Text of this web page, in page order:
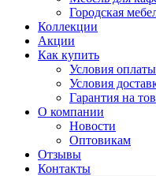
Городская
Коллекции
Акции
Как купить
Условия оплаты
Условия
Гарантия на
О компании
Новости
Оптовикам
Отзывы
Контакты